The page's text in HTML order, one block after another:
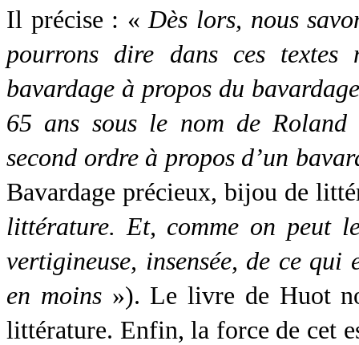
Il précise : « Dès lors, nous
pourrons dire dans ces
bavardage à propos du
65 ans sous le nom de Roland
second ordre à propos d’un
Bavardage précieux, bijou de
littérature. Et, comme on peut
vertigineuse, insensée, de ce
en moins»). Le livre de Huot
littérature. Enfin, la force de cet